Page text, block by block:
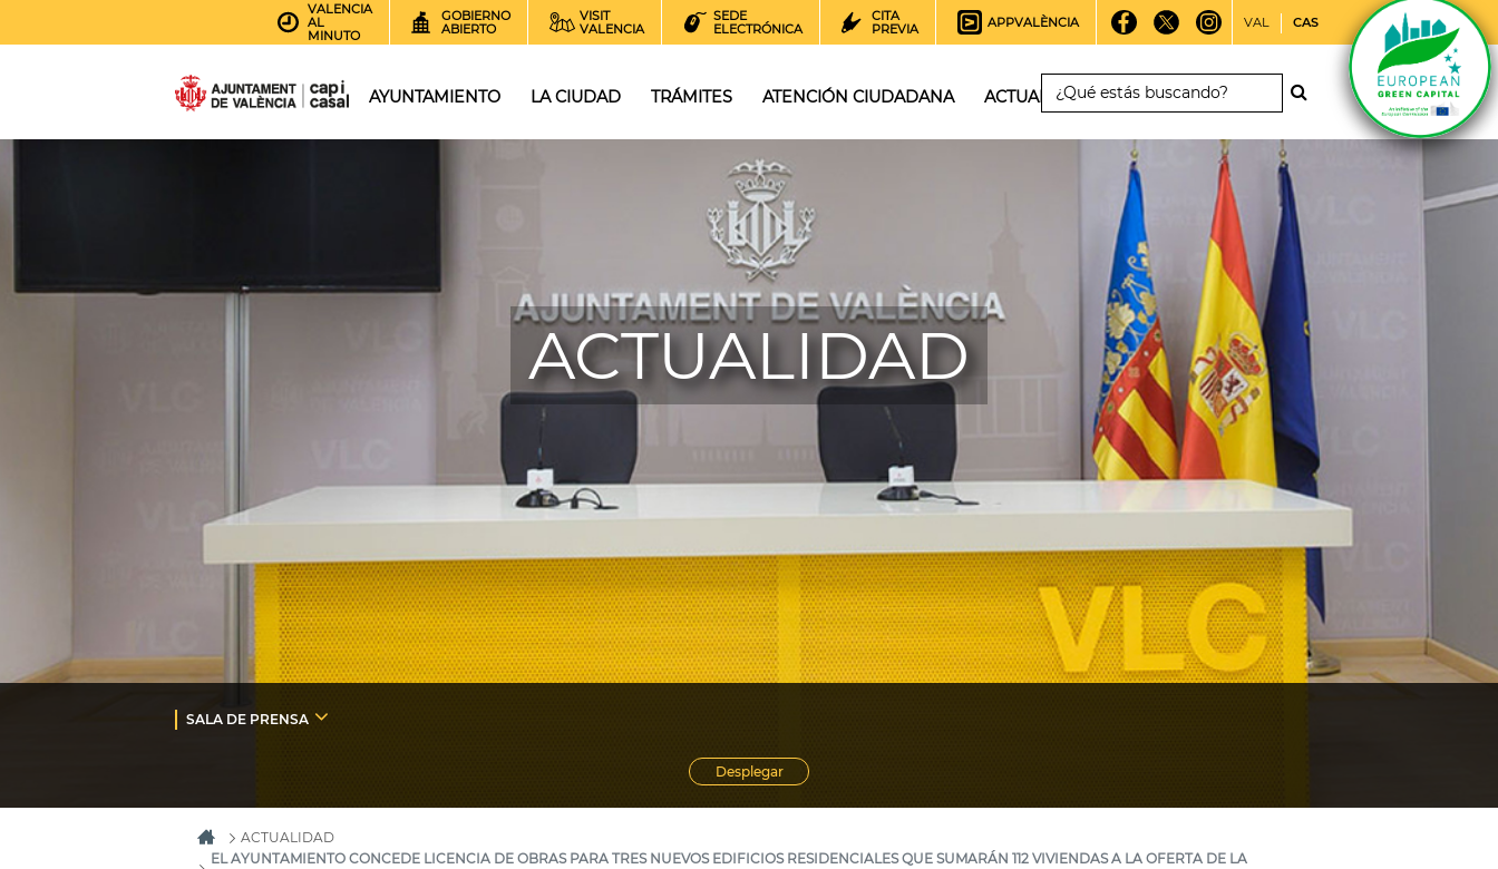
VALENCIA
AL
MINUTO
GOBIERNO
ABIERTO
VISIT
VALENCIA
SEDE
ELECTRÓNICA
CITA
PREVIA
APPVALÈNCIA VAL CAS
AYUNTAMIENTO LA CIUDAD TRÁMITES ATENCIÓN CIUDADANA ACTUALIDAD
ACTUALIDAD
SALA DE PRENSA
Desplegar
ACTUALIDAD
EL AYUNTAMIENTO CONCEDE LICENCIA DE OBRAS PARA TRES NUEVOS EDIFICIOS RESIDENCIALES QUE SUMARÁN 112 VIVIENDAS A LA OFERTA DE LA